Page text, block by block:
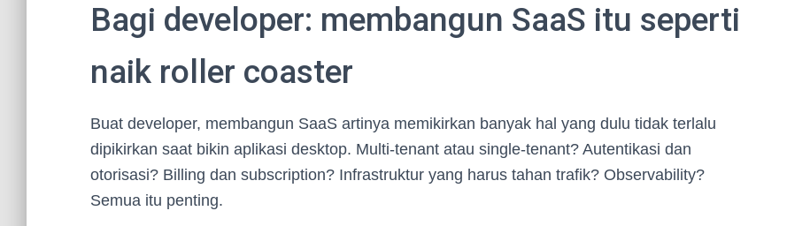
Bagi developer: membangun SaaS itu seperti
naik roller coaster
Buat developer, membangun SaaS artinya memikirkan banyak hal yang dulu tidak terlalu
dipikirkan saat bikin aplikasi desktop. Multi-tenant atau single-tenant? Autentikasi dan
otorisasi? Billing dan subscription? Infrastruktur yang harus tahan trafik? Observability?
Semua itu penting.